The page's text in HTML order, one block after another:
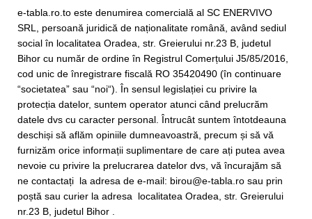
e-tabla.ro.to este denumirea comercială al SC ENERVIVO
SRL, persoană juridică de naționalitate română, având sediul
social în localitatea Oradea, str. Greierului nr.23 B, judetul
Bihor cu număr de ordine în Registrul Comerțului J5/85/2016,
cod unic de înregistrare fiscală RO 35420490 (în continuare
“societatea” sau “noi“). În sensul legislației cu privire la
protecția datelor, suntem operator atunci când prelucrăm
datele dvs cu caracter personal. Întrucât suntem întotdeauna
deschiși să aflăm opiniile dumneavoastră, precum și să vă
furnizăm orice informații suplimentare de care ați putea avea
nevoie cu privire la prelucrarea datelor dvs, vă încurajăm să
ne contactați la adresa de e-mail: birou@e-tabla.ro sau prin
poștă sau curier la adresa localitatea Oradea, str. Greierului
nr.23 B, judetul Bihor .